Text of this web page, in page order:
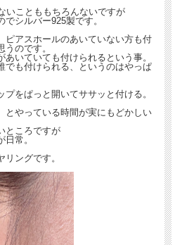
いことももちろんないですが
シルバー925製です。
ピアスホールのあいていない方も付
のです。
いていても付けられるという事。
でも付けられる、というのはやっぱ
をぱっと開いてササッと付ける。
とやっている時間が実にもどかしい
ところですが
常。
ングです。